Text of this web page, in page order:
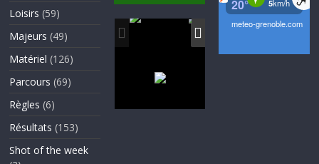
Loisirs (59)
Majeurs (49)
Matériel (126)
Parcours (69)
Règles (6)
Résultats (153)
Shot of the week